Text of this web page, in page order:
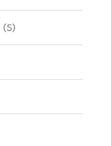
(5)